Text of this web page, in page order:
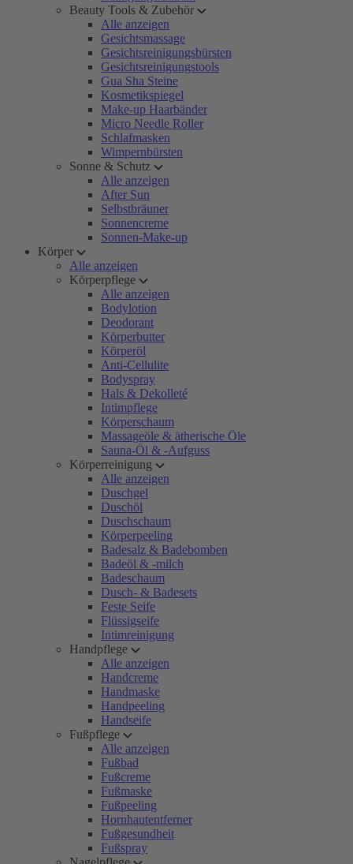
Beauty Tools & Zubehör
Alle anzeigen
Gesichtsmassage
Gesichtsreinigungsbürsten
Gesichtsreinigungstools
Gua Sha Steine
Kosmetikspiegel
Make-up Haarbänder
Micro Needle Roller
Schlafmasken
Wimpernbürsten
Sonne & Schutz
Alle anzeigen
After Sun
Selbstbräuner
Sonnencreme
Sonnen-Make-up
Körper
Alle anzeigen
Körperpflege
Alle anzeigen
Bodylotion
Deodorant
Körperbutter
Körperöl
Anti-Cellulite
Bodyspray
Hals & Dekolleté
Intimpflege
Körperschaum
Massageöle & ätherische Öle
Sauna-Öl & -Aufguss
Körperreinigung
Alle anzeigen
Duschgel
Duschöl
Duschschaum
Körperpeeling
Badesalz & Badebomben
Badeöl & -milch
Badeschaum
Dusch- & Badesets
Feste Seife
Flüssigseife
Intimreinigung
Handpflege
Alle anzeigen
Handcreme
Handmaske
Handpeeling
Handseife
Fußpflege
Alle anzeigen
Fußbad
Fußcreme
Fußmaske
Fußpeeling
Hornhautentferner
Fußgesundheit
Fußspray